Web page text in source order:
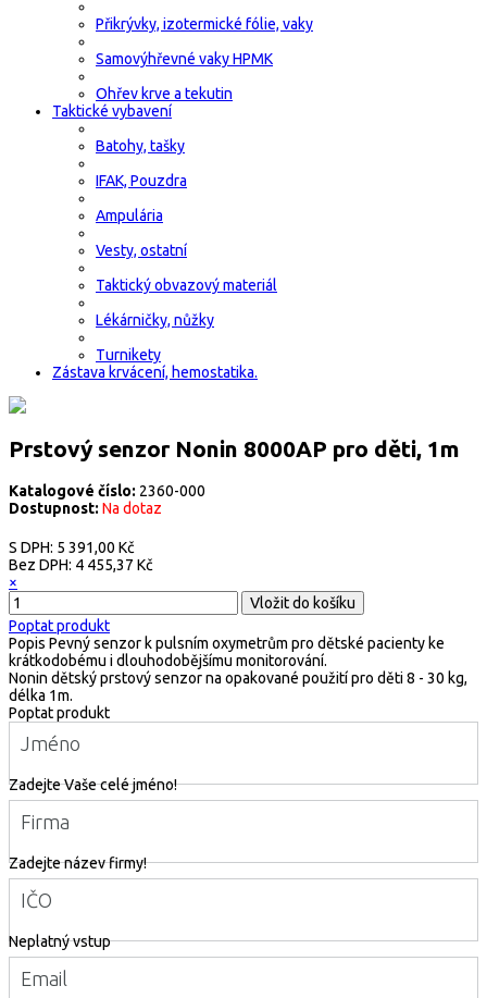
Přikrývky, izotermické fólie, vaky
Samovýhřevné vaky HPMK
Ohřev krve a tekutin
Taktické vybavení
Batohy, tašky
IFAK, Pouzdra
Ampulária
Vesty, ostatní
Taktický obvazový materiál
Lékárničky, nůžky
Turnikety
Zástava krvácení, hemostatika.
Prstový senzor Nonin 8000AP pro děti, 1m
Katalogové číslo: 2360-000
Dostupnost: Na dotaz
S DPH: 5 391,00 Kč
Bez DPH: 4 455,37 Kč
×
Poptat produkt
Popis Pevný senzor k pulsním oxymetrům pro dětské pacienty ke
krátkodobému i dlouhodobějšímu monitorování.
Nonin dětský prstový senzor na opakované použití pro děti 8 - 30 kg,
délka 1m.
Poptat produkt
Jméno
Zadejte Vaše celé jméno!
Firma
Zadejte název firmy!
IČO
Neplatný vstup
Email